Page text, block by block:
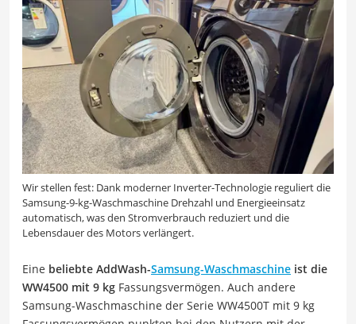
Wir stellen fest: Dank moderner Inverter-Technologie reguliert die
Samsung-9-kg-Waschmaschine Drehzahl und Energieeinsatz
automatisch, was den Stromverbrauch reduziert und die
Lebensdauer des Motors verlängert.
Eine beliebte AddWash-Samsung-Waschmaschine ist die
WW4500 mit 9 kg Fassungsvermögen. Auch andere
Samsung-Waschmaschine der Serie WW4500T mit 9 kg